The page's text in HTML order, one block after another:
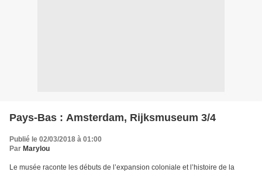
Pays-Bas : Amsterdam, Rijksmuseum 3/4
Publié le 02/03/2018 à 01:00
Par Marylou
Le musée raconte les débuts de l’expansion coloniale et l’histoire de la